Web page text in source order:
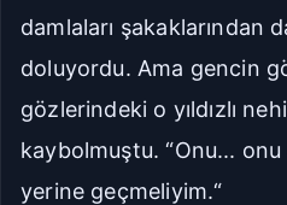
damlaları şakaklarından
doluyordu. Ama gencin
gözlerindeki o yıldızlı
kaybolmuştu. “Onu...
yerine geçmeliyim.“